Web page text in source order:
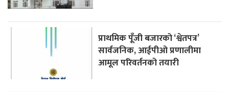
प्राथमिक पूँजी बजारको ‘श्वेतपत्र’
सार्वजनिक, आईपीओ प्रणालीमा
आमूल परिवर्तनको तयारी